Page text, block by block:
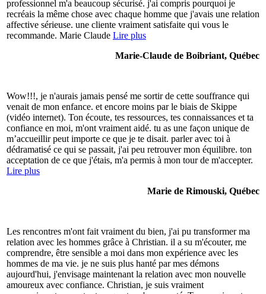
professionnel m'a beaucoup sécurisé. j'ai compris pourquoi je
recréais la même chose avec chaque homme que j'avais une relation
affective sérieuse. une cliente vraiment satisfaite qui vous le
recommande. Marie Claude Lire plus
Marie-Claude de Boibriant, Québec
Wow!!!, je n'aurais jamais pensé me sortir de cette souffrance qui
venait de mon enfance. et encore moins par le biais de Skippe
(vidéo internet). Ton écoute, tes ressources, tes connaissances et ta
confiance en moi, m'ont vraiment aidé. tu as une façon unique de
m’accueillir peut importe ce que je te disait. parler avec toi à
dédramatisé ce qui se passait, j'ai peu retrouver mon équilibre. ton
acceptation de ce que j'étais, m'a permis à mon tour de m'accepter.
Lire plus
Marie de Rimouski, Québec
Les rencontres m'ont fait vraiment du bien, j'ai pu transformer ma
relation avec les hommes grâce à Christian. il a su m'écouter, me
comprendre, être sensible a moi dans mon expérience avec les
hommes de ma vie. je ne suis plus hanté par mes démons
aujourd'hui, j'envisage maintenant la relation avec mon nouvelle
amoureux avec confiance. Christian, je suis vraiment